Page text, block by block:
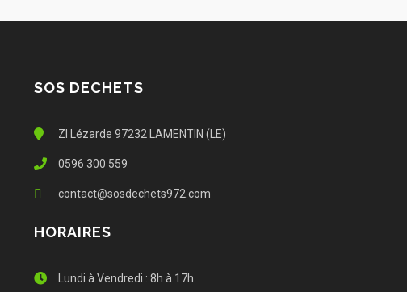
SOS DECHETS
ZI Lézarde 97232 LAMENTIN (LE)
0596 300 559
contact@sosdechets972.com
HORAIRES
Lundi à Vendredi : 8h à 17h